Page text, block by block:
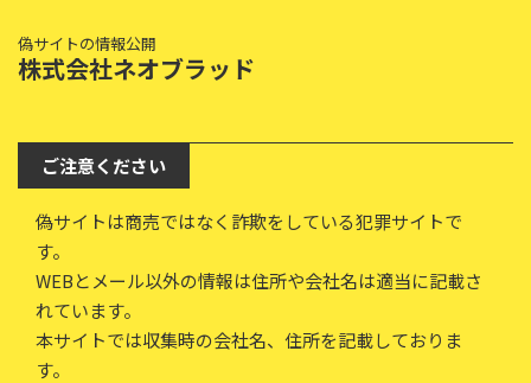
偽サイトの情報公開
株式会社ネオブラッド
ご注意ください
偽サイトは商売ではなく詐欺をしている犯罪サイトで
す。
WEBとメール以外の情報は住所や会社名は適当に記載さ
れています。
本サイトでは収集時の会社名、住所を記載しておりま
す。